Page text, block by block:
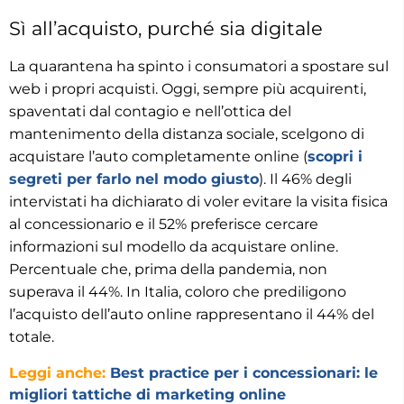
Sì all’acquisto, purché sia digitale
La quarantena ha spinto i consumatori a spostare sul
web i propri acquisti. Oggi, sempre più acquirenti,
spaventati dal contagio e nell’ottica del
mantenimento della distanza sociale, scelgono di
acquistare l’auto completamente online (scopri i
segreti per farlo nel modo giusto). Il 46% degli
intervistati ha dichiarato di voler evitare la visita fisica
al concessionario e il 52% preferisce cercare
informazioni sul modello da acquistare online.
Percentuale che, prima della pandemia, non
superava il 44%. In Italia, coloro che prediligono
l’acquisto dell’auto online rappresentano il 44% del
totale.
Leggi anche: Best practice per i concessionari: le
migliori tattiche di marketing online